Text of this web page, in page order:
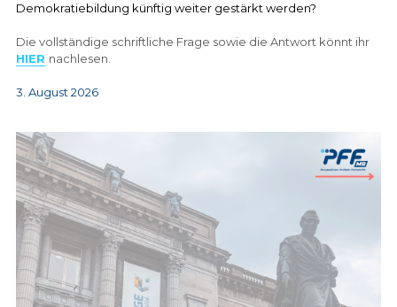
Demokratiebildung künftig weiter gestärkt werden?
HIER nachlesen.
3. August 2026